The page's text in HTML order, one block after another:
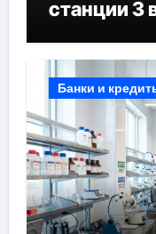
станции 3
Банки и